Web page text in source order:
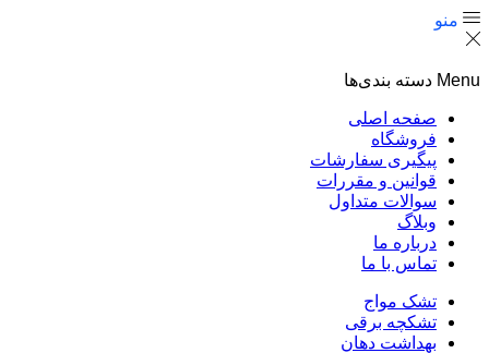
منو
Menu دسته بندی‌ها
صفحه اصلی
فروشگاه
پیگیری سفارشات
قوانین و مقررات
سوالات متداول
وبلاگ
درباره ما
تماس با ما
تشک مواج
تشکچه برقی
بهداشت دهان